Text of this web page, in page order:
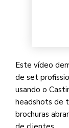
Este vídeo
de set
usando o
headshots de
brochuras